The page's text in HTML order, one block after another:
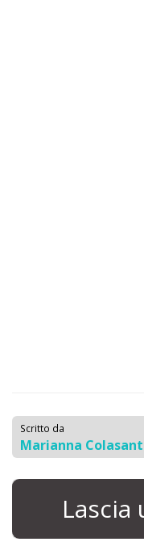
Scritto da
Marianna